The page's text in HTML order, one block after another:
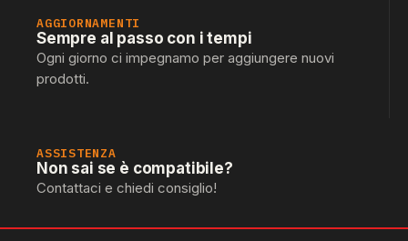
AGGIORNAMENTI
Sempre al passo con i tempi
Ogni giorno ci impegnamo per aggiungere nuovi
prodotti.
ASSISTENZA
Non sai se è compatibile?
Contattaci e chiedi consiglio!